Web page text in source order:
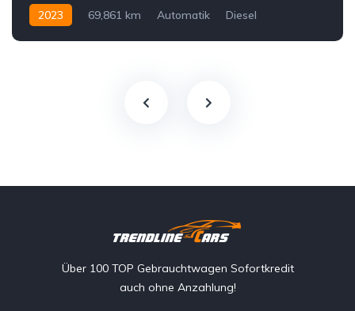
2023 69,861 km Automatik
Diesel
Über 100 TOP Gebrauchtwagen Sofortkredit
auch ohne Anzahlung!